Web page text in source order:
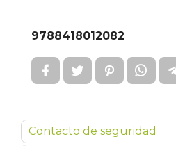
9788418012082
Contacto de seguridad